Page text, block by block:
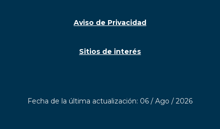
Aviso de Privacidad
Sitios de interés
Fecha de la última actualización: 06 / Ago / 2026